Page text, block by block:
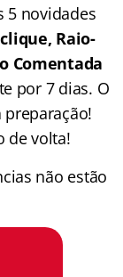
5 novidades
Raio-
Comentada
por 7 dias. O
de volta!
não estão